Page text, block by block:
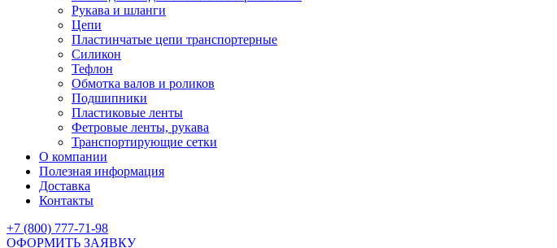
Рукава и шланги
Цепи
Пластинчатые цепи транспортерные
Силикон
Тефлон
Обмотка валов и роликов
Подшипники
Пластиковые ленты
Фетровые ленты, рукава
Транспортирующие сетки
О компании
Полезная информация
Доставка
Контакты
+7 (800) 777-71-98
ОФОРМИТЬ ЗАЯВКУ